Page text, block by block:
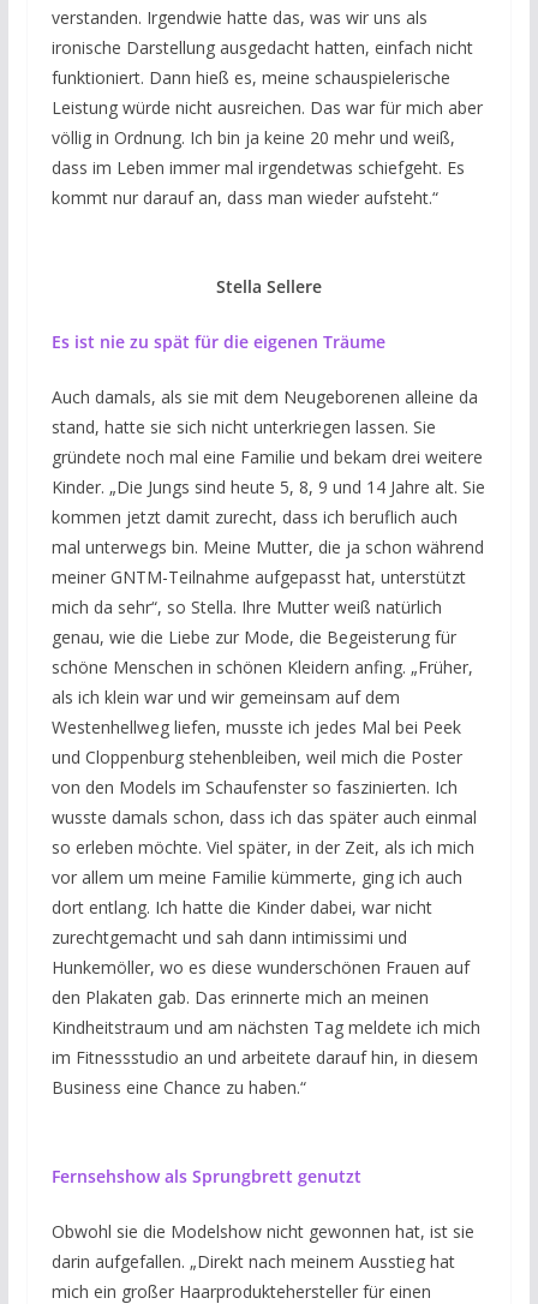
verstanden. Irgendwie hatte das, was wir uns als
ironische Darstellung ausgedacht hatten, einfach nicht
funktioniert. Dann hieß es, meine schauspielerische
Leistung würde nicht ausreichen. Das war für mich aber
völlig in Ordnung. Ich bin ja keine 20 mehr und weiß,
dass im Leben immer mal irgendetwas schiefgeht. Es
kommt nur darauf an, dass man wieder aufsteht.“
Stella Sellere
Es ist nie zu spät für die eigenen Träume
Auch damals, als sie mit dem Neugeborenen alleine da
stand, hatte sie sich nicht unterkriegen lassen. Sie
gründete noch mal eine Familie und bekam drei weitere
Kinder. „Die Jungs sind heute 5, 8, 9 und 14 Jahre alt. Sie
kommen jetzt damit zurecht, dass ich beruflich auch
mal unterwegs bin. Meine Mutter, die ja schon während
meiner GNTM-Teilnahme aufgepasst hat, unterstützt
mich da sehr“, so Stella. Ihre Mutter weiß natürlich
genau, wie die Liebe zur Mode, die Begeisterung für
schöne Menschen in schönen Kleidern anfing. „Früher,
als ich klein war und wir gemeinsam auf dem
Westenhellweg liefen, musste ich jedes Mal bei Peek
und Cloppenburg stehenbleiben, weil mich die Poster
von den Models im Schaufenster so faszinierten. Ich
wusste damals schon, dass ich das später auch einmal
so erleben möchte. Viel später, in der Zeit, als ich mich
vor allem um meine Familie kümmerte, ging ich auch
dort entlang. Ich hatte die Kinder dabei, war nicht
zurechtgemacht und sah dann intimissimi und
Hunkemöller, wo es diese wunderschönen Frauen auf
den Plakaten gab. Das erinnerte mich an meinen
Kindheitstraum und am nächsten Tag meldete ich mich
im Fitnessstudio an und arbeitete darauf hin, in diesem
Business eine Chance zu haben.“
Fernsehshow als Sprungbrett genutzt
Obwohl sie die Modelshow nicht gewonnen hat, ist sie
darin aufgefallen. „Direkt nach meinem Ausstieg hat
mich ein großer Haarproduktehersteller für einen